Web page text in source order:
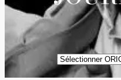
ORIGINE
DES